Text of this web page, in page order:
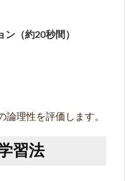
（約20秒間）
論理性を評価します。
習法